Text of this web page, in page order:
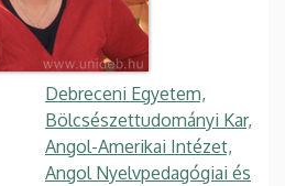
Debreceni Egyetem,
Bölcsészettudományi Kar,
Angol-Amerikai Intézet,
Angol Nyelvpedagógiai és